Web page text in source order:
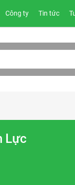
Công ty Tin tức
Lực